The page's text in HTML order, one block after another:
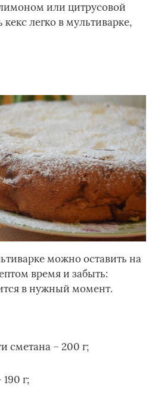
или цитрусовой
легко в мультиварке,
можно оставить на
время и забыть:
в нужный момент.
сметана – 200 г;
г;